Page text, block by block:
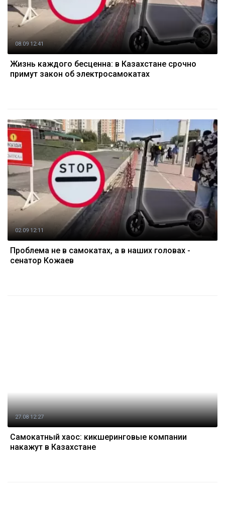
08.09 12:41
Жизнь каждого бесценна: в Казахстане срочно
примут закон об электросамокатах
02.09 12:11
Проблема не в самокатах, а в наших головах -
сенатор Кожаев
27.08 12:27
Самокатный хаос: кикшеринговые компании
накажут в Казахстане